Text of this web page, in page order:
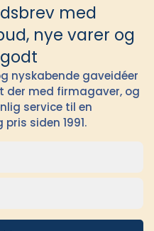
med
nye varer og
nyskabende gaveidéer
der med firmagaver, og
service til en
siden 1991.